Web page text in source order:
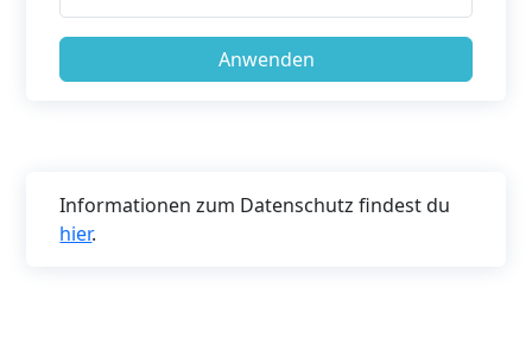
Informationen zum Datenschutz findest du
hier.